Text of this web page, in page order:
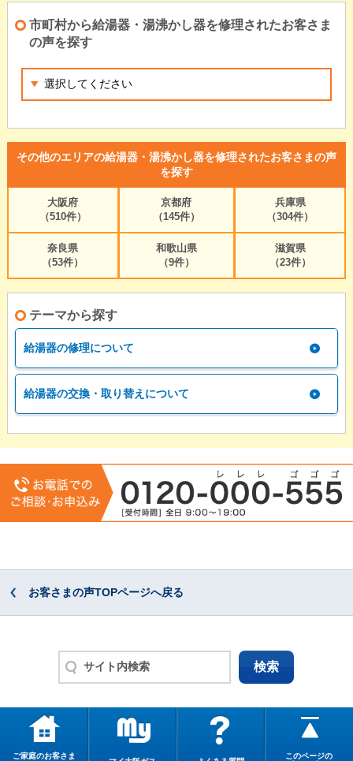
市町村から給湯器・湯沸かし器を修理されたお客さま
の声を探す
その他のエリアの給湯器・湯沸かし器を修理されたお客さまの声
を探す
大阪府
（510件）
京都府
（145件）
兵庫県
（304件）
奈良県
（53件）
和歌山県
（9件）
滋賀県
（23件）
テーマから探す
給湯器の修理について
給湯器の交換・取り替えについて
お客さまの声TOPページへ戻る
ご家庭のお客さま
このページの